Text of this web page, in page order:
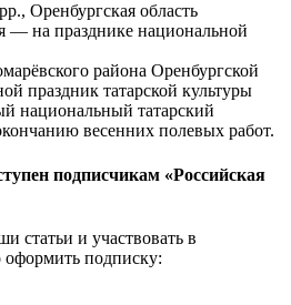
Оренбургская область
— на празднике национальной
района Оренбургской
праздник татарской культуры
национальный татарский
весенних полевых работ.
подписчикам «Российская
статьи и участвовать в
оформить подписку: